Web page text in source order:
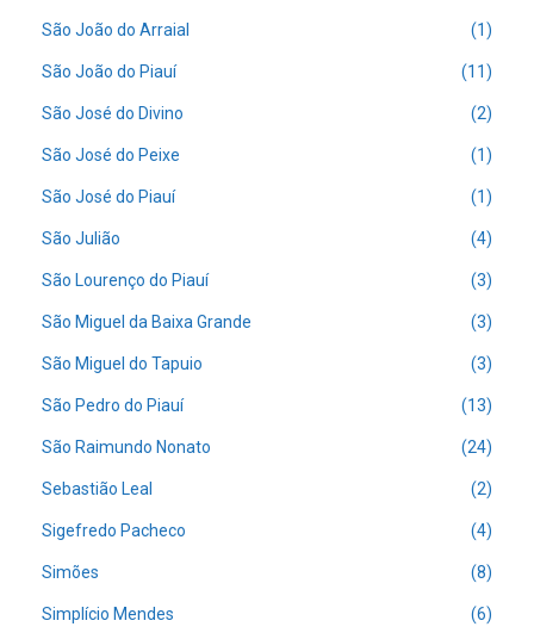
São João do Arraial (1)
São João do Piauí (11)
São José do Divino (2)
São José do Peixe (1)
São José do Piauí (1)
São Julião (4)
São Lourenço do Piauí (3)
São Miguel da Baixa Grande (3)
São Miguel do Tapuio (3)
São Pedro do Piauí (13)
São Raimundo Nonato (24)
Sebastião Leal (2)
Sigefredo Pacheco (4)
Simões (8)
Simplício Mendes (6)